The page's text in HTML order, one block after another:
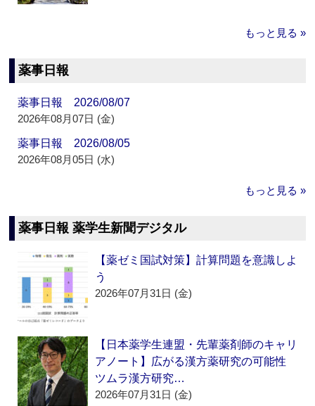
もっと見る »
薬事日報
薬事日報 2026/08/07
2026年08月07日 (金)
薬事日報 2026/08/05
2026年08月05日 (水)
もっと見る »
薬事日報 薬学生新聞デジタル
【薬ゼミ国試対策】計算問題を意識しよ
う
2026年07月31日 (金)
【日本薬学生連盟・先輩薬剤師のキャリ
アノート】広がる漢方薬研究の可能性
ツムラ漢方研究…
2026年07月31日 (金)